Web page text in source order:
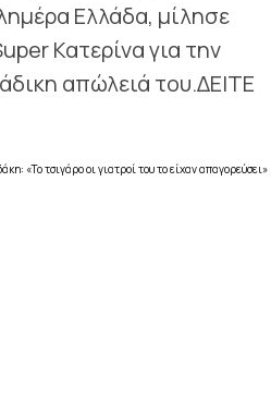
Ελλάδα, μίλησε
Κατερίνα για την
απώλειά του.ΔΕΙΤΕ